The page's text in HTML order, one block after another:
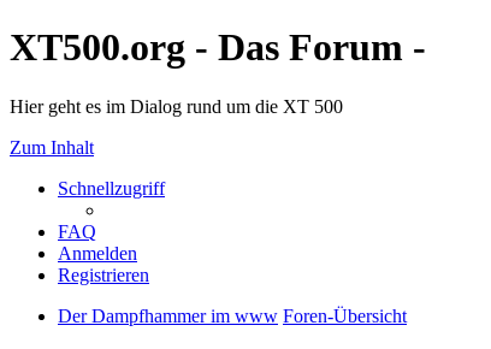
XT500.org - Das Forum -
Hier geht es im Dialog rund um die XT 500
Zum Inhalt
Schnellzugriff
FAQ
Anmelden
Registrieren
Der Dampfhammer im www Foren-Übersicht